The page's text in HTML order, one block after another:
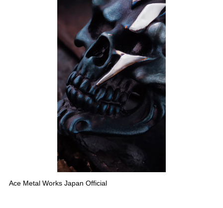
Ace Metal Works Japan Official